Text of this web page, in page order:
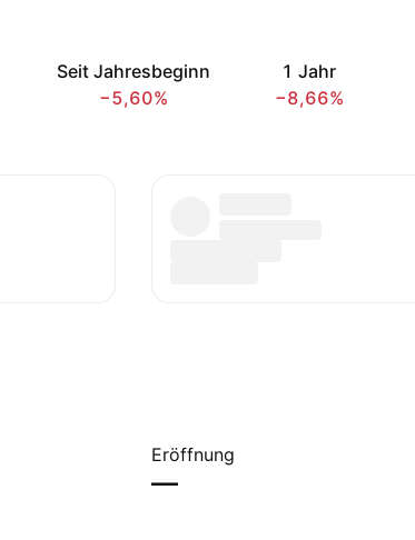
Seit Jahresbeginn
−5,60%
1 Jahr
−8,66%
Eröffnung
—